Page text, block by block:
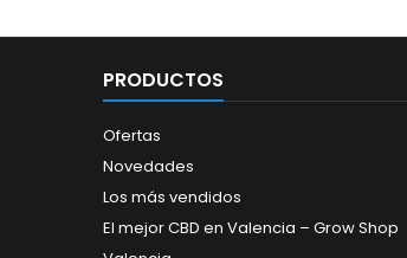
PRODUCTOS
Ofertas
Novedades
Los más vendidos
El mejor CBD en Valencia – Grow Shop